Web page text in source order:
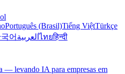
Português (Brasil)Tiếng ViệtTürkçe
어 العربيةไทยहिन्दी
— levando IA para empresas em